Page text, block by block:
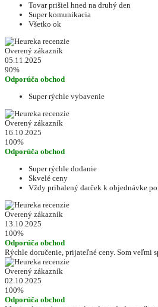
Tovar prišiel hned na druhý den
Super komunikacia
Všetko ok
Overený zákazník
05.11.2025
90%
Odporúča obchod
Super rýchle vybavenie
Overený zákazník
16.10.2025
100%
Odporúča obchod
Super rýchle dodanie
Skvelé ceny
Vždy pribalený darček k objednávke
Overený zákazník
13.10.2025
100%
Odporúča obchod
Rýchle doručenie, prijateľné ceny. Som veľmi
Overený zákazník
02.10.2025
100%
Odporúča obchod